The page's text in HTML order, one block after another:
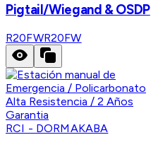
Pigtail/Wiegand & OSDP
R20FWR20FW
RCI - DORMAKABA